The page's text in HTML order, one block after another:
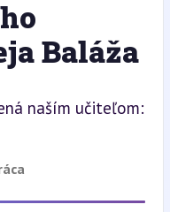
Baláža
naším učiteľom: